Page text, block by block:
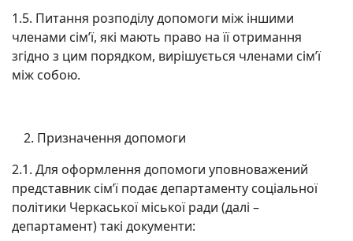
1.5. Питання розподілу допомоги між іншими
членами сім’ї, які мають право на її отримання
згідно з цим порядком, вирішується членами сім’ї
між собою.
Призначення допомоги
2.1. Для оформлення допомоги уповноважений
представник сім’ї подає департаменту соціальної
політики Черкаської міської ради (далі –
департамент) такі документи: